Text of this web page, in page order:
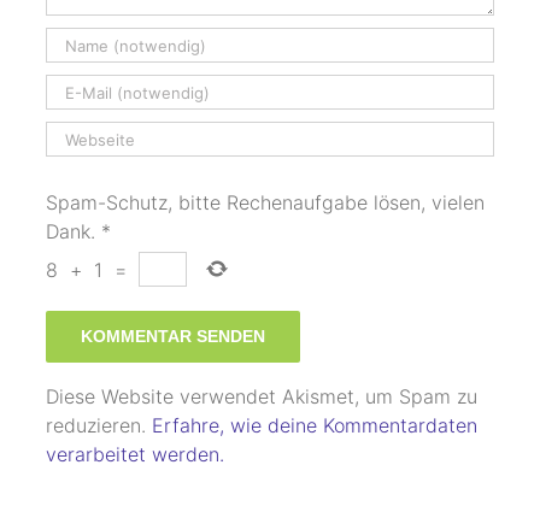
Spam-Schutz, bitte Rechenaufgabe lösen, vielen
Dank. *
8 + 1 =
Diese Website verwendet Akismet, um Spam zu
reduzieren. Erfahre, wie deine Kommentardaten
verarbeitet werden.